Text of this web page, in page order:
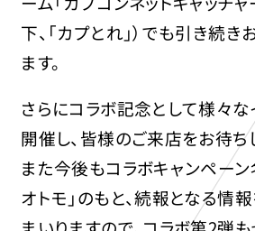
下、「カプとれ」）でも引き続
ます。
さらにコラボ記念として様々な
開催し、皆様のご来店をお待ち
また今後もコラボキャンペーン
オトモ」のもと、続報となる情